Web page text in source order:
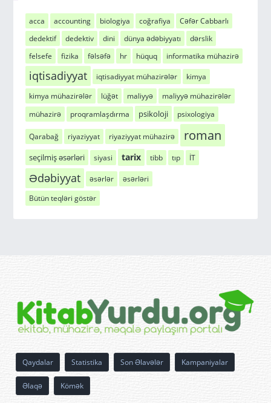
acca accounting biologiya coğrafiya
Cəfər Cabbarlı
dedektif
dedektiv dini dünya ədəbiyyatı
dərslik
felsefe
fizika fəlsəfə hr hüquq informatika mühazirə
iqtisadiyyat iqtisadiyyat mühazirələr
kimya
kimya mühazirələr
lüğət maliyyə
maliyyə mühazirələr
mühazirə
proqramlaşdırma psikoloji psixologiya
Qarabağ riyaziyyat riyaziyyat mühazirə roman
seçilmiş əsərləri siyasi tarix tibb tıp İT
Ədəbiyyat əsərlər
əsərləri
Bütün teqləri göstər
Qaydalar Statistika Son Əlavələr Kampaniyalar
Əlaqə Kömək